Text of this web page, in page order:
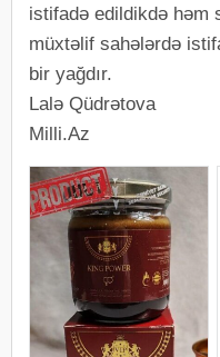
istifadə edildikdə həm
müxtəlif sahələrdə
bir yağdır.
Lalə Qüdrətova
Milli.Az